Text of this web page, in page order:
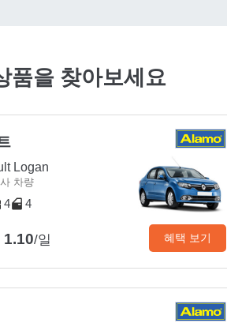
을 찾아보세요
Logan
차량
4 4
1.10/일 혜택 보기